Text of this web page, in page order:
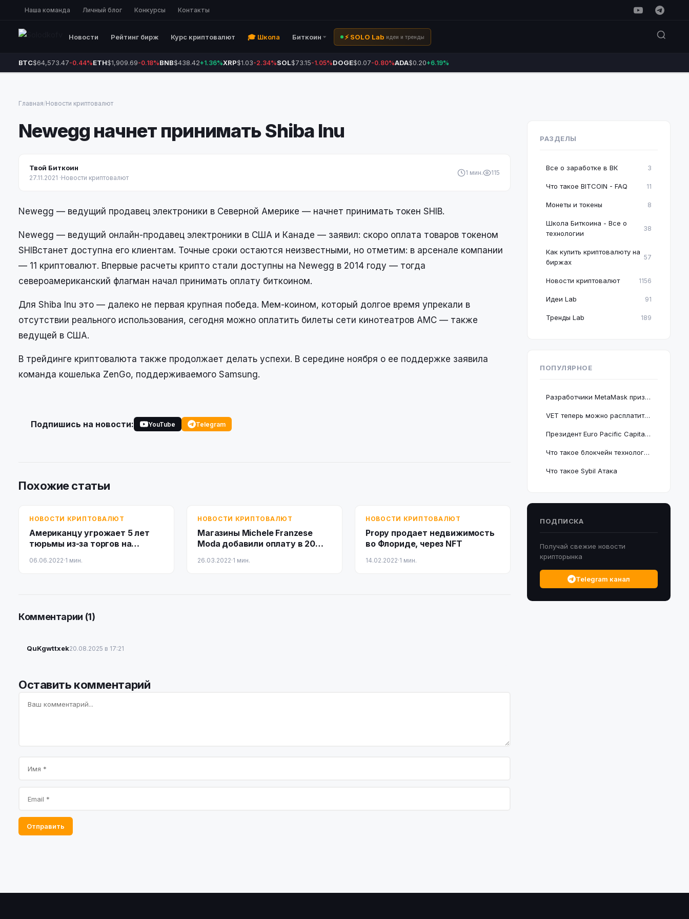
Наша команда Личный блог Конкурсы Контакты
Новости Рейтинг бирж Курс криптовалют 🎓 Школа Биткоин ⚡ SOLO Lab идеи и тренды
BTC$64,573.47-0.44%ETH$1,909.69-0.18%BNB$438.42+1.36%XRP$1.03-2.34%SOL$73.15-1.05%DOGE$0.07-0.80%ADA$0.20+6.19%
Главная/Новости криптовалют
Newegg начнет принимать Shiba Inu
Твой Биткоин
27.11.2021 ·Новости криптовалют
1 мин. 115
Newegg — ведущий продавец электроники в Северной Америке — начнет принимать токен SHIB.
Newegg — ведущий онлайн-продавец электроники в США и Канаде — заявил: скоро оплата товаров токеном
SHIBстанет доступна его клиентам. Точные сроки остаются неизвестными, но отметим: в арсенале компании
— 11 криптовалют. Впервые расчеты крипто стали доступны на Newegg в 2014 году — тогда
североамериканский флагман начал принимать оплату биткоином.
Для Shiba Inu это — далеко не первая крупная победа. Мем-коином, который долгое время упрекали в
отсутствии реального использования, сегодня можно оплатить билеты сети кинотеатров AMC — также
ведущей в США.
В трейдинге криптовалюта также продолжает делать успехи. В середине ноября о ее поддержке заявила
команда кошелька ZenGo, поддерживаемого Samsung.
Подпишись на новости: YouTube Telegram
Похожие статьи
НОВОСТИ КРИПТОВАЛЮТ
Американцу угрожает 5 лет
тюрьмы из-за торгов на
06.06.2022·1 мин.
НОВОСТИ КРИПТОВАЛЮТ
Магазины Michele Franzese
Moda добавили оплату в 20
26.03.2022·1 мин.
НОВОСТИ КРИПТОВАЛЮТ
Propy продает недвижимость
во Флориде, через NFT
14.02.2022·1 мин.
Комментарии (1)
QuKgwttxek20.08.2025 в 17:21
Оставить комментарий
Отправить
РАЗДЕЛЫ
Все о заработке в ВК 3
Что такое BITCOIN - FAQ 11
Монеты и токены 8
Школа Биткоина - Все о
технологии
38
Как купить криптовалюту на
биржах
57
Новости криптовалют 1156
Идеи Lab 91
Тренды Lab 189
ПОПУЛЯРНОЕ
Разработчики MetaMask призвали пользователей срочно обновить браузер Google Chrome
VET теперь можно расплатиться в 2 миллионах магазинов, проект подключается к BNB Chain
Президент Euro Pacific Capital заявил, что крах криптовалютного рынка полезен для экономики
Что такое блокчейн технология: принцип работы и краткое руководство
Что такое Sybil Атака
ПОДПИСКА
Получай свежие новости
крипторынка
Telegram канал